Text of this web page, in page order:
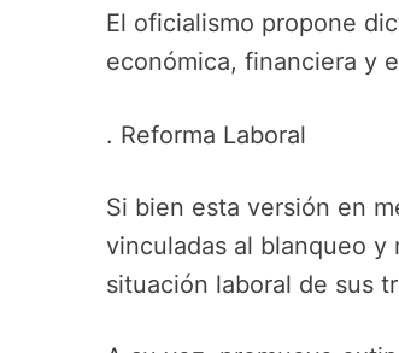
El oficialismo propone
económica, financiera y
. Reforma Laboral
Si bien esta versión en
vinculadas al blanqueo y
situación laboral de sus